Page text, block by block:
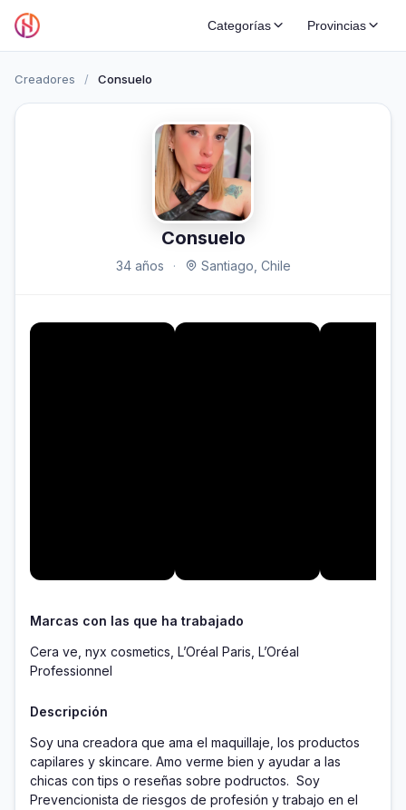
Categorías Provincias
Creadores / Consuelo
Consuelo
34 años · Santiago, Chile
Marcas con las que ha trabajado
Cera ve, nyx cosmetics, L’Oréal Paris, L’Oréal
Professionnel
Descripción
Soy una creadora que ama el maquillaje, los productos
capilares y skincare. Amo verme bien y ayudar a las
chicas con tips o reseñas sobre podructos.  Soy
Prevencionista de riesgos de profesión y trabajo en el